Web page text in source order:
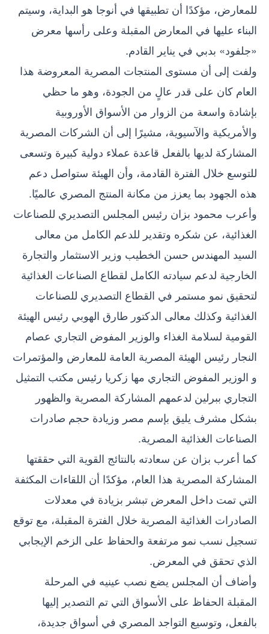
للمعارض، مؤكدًا أن تطبيقها في أنوجا هو البداية، وسيتم
البناء عليها في المعارض المقبلة وعلى رأسها معرض
«جلفود» بدبي في يناير القادم.
ولفت إلى أن مستوى المنتجات المصرية المعروضة هذا
العام كان على قدر عالٍ من الجودة، وهو ما حظي
بإشادة واسعة من الزوار من الأسواق الأوروبية
والأمريكية والآسيوية، مشيرًا إلى أن الشركات المصرية
المشاركة لديها بالفعل قاعدة عملاء دولية كبيرة وتسعى
للتوسع خلال الفترة القادمة، وأن الهيئة ستواصل دعم
هذه الجهود بما يعزز من مكانة المنتج المصري عالميًا.
وأعرب محمود بزان رئيس المجلس التصديري للصناعات
الغذائية، عن شكره وتقدير للدعم الكامل من معالى
السيد المهندس حسن الخطيب وزير الاستثمار والتجارة
الخارجية لدعم سيادته الكامل لقطاع الصناعات الغذائية
لتحقيق نمو مستمر في القطاع التصديري للصناعات
الغذائية وكذلك معالى الدكتور طارق الهوبي رئيس الهيئة
القومية لسلامة الغذاء والوزير المفوض التجاري عصام
النجار رئيس الهيئة المصرية العامة للمعارض والمؤتمرات
و الوزير المفوض التجاري مها زكريا رئيس مكتب التمثيل
التجاري ببرلين لدعمهم المشاركة المصرية والظهور
بشكل مشرف يليق بإسم مصر وزيادة حجم صادرات
الصناعات الغذائية المصرية.
كما أعرب بزان عن سعادته بالنتائج القوية التي حققتها
المشاركة المصرية هذا العام، مؤكدًا أن اللقاءات المكثفة
التي تمت داخل المعرض تبشر بزيادة في معدلات
الصادرات الغذائية المصرية خلال الفترة المقبلة، مع توقع
تسجيل نسب نمو مرتفعة والحفاظ على الزخم الإيجابي
الذي تحقق في المعرض.
وأضاف أن المجلس يضع نصب عينيه في المرحلة
المقبلة الحفاظ على الأسواق التي تم التصدير إليها
بالفعل، وتوسيع التواجد المصري في أسواق جديدة،